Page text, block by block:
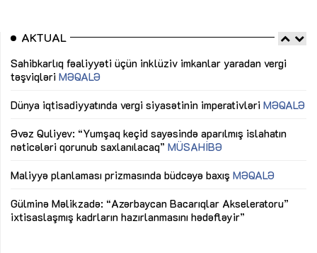
AKTUAL
Sahibkarlıq fəaliyyəti üçün inklüziv imkanlar yaradan vergi
təşviqləri MƏQALƏ
Dünya iqtisadiyyatında vergi siyasətinin imperativləri MƏQALƏ
Əvəz Quliyev: “Yumşaq keçid sayəsində aparılmış islahatın
nəticələri qorunub saxlanılacaq” MÜSAHİBƏ
Maliyyə planlaması prizmasında büdcəyə baxış MƏQALƏ
Gülminə Məlikzadə: “Azərbaycan Bacarıqlar Akseleratoru”
ixtisaslaşmış kadrların hazırlanmasını hədəfləyir”